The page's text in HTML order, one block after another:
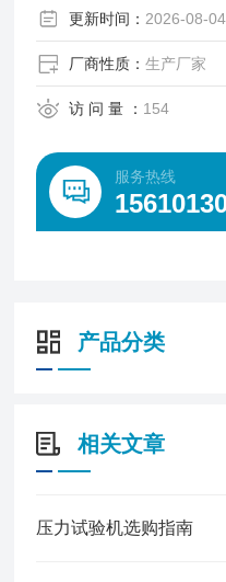
更新时间： 2026-08-04
厂商性质：生产厂家
访 问 量 ： 154
服务热线
产品分类
相关文章
压力试验机选购指南